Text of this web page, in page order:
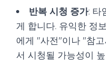
반복 시청 증가: 타
게 합니다. 유익한 정
에게 "사전"이나 "참
서 시청될 가능성이